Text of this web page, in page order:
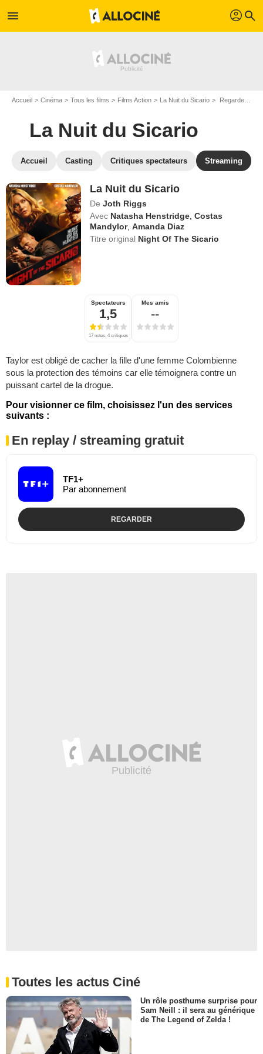
menu profil search
Accueil Cinéma Tous les films Films Action La Nuit du Sicario Regarder La Nuit du Sicario en SVOD
La Nuit du Sicario
Accueil Casting Critiques spectateurs Streaming
La Nuit du Sicario
De Joth Riggs
Avec Natasha Henstridge ,Costas
Mandylor,Amanda Diaz
Titre original Night Of The Sicario
Spectateurs
1,5
17 notes, 4 critiques
Mes amis
--
Taylor est obligé de cacher la fille d'une femme Colombienne
sous la protection des témoins car elle témoignera contre un
puissant cartel de la drogue.
Pour visionner ce film, choisissez l'un des services
suivants :
En replay / streaming gratuit
TF1+
Par abonnement
REGARDER
Toutes les actus Ciné
Un rôle posthume surprise pour
Sam Neill : il sera au générique
de The Legend of Zelda !